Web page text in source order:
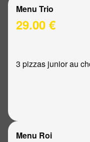
Menu Trio
29.00 €
3 pizzas junior au
Menu Roi